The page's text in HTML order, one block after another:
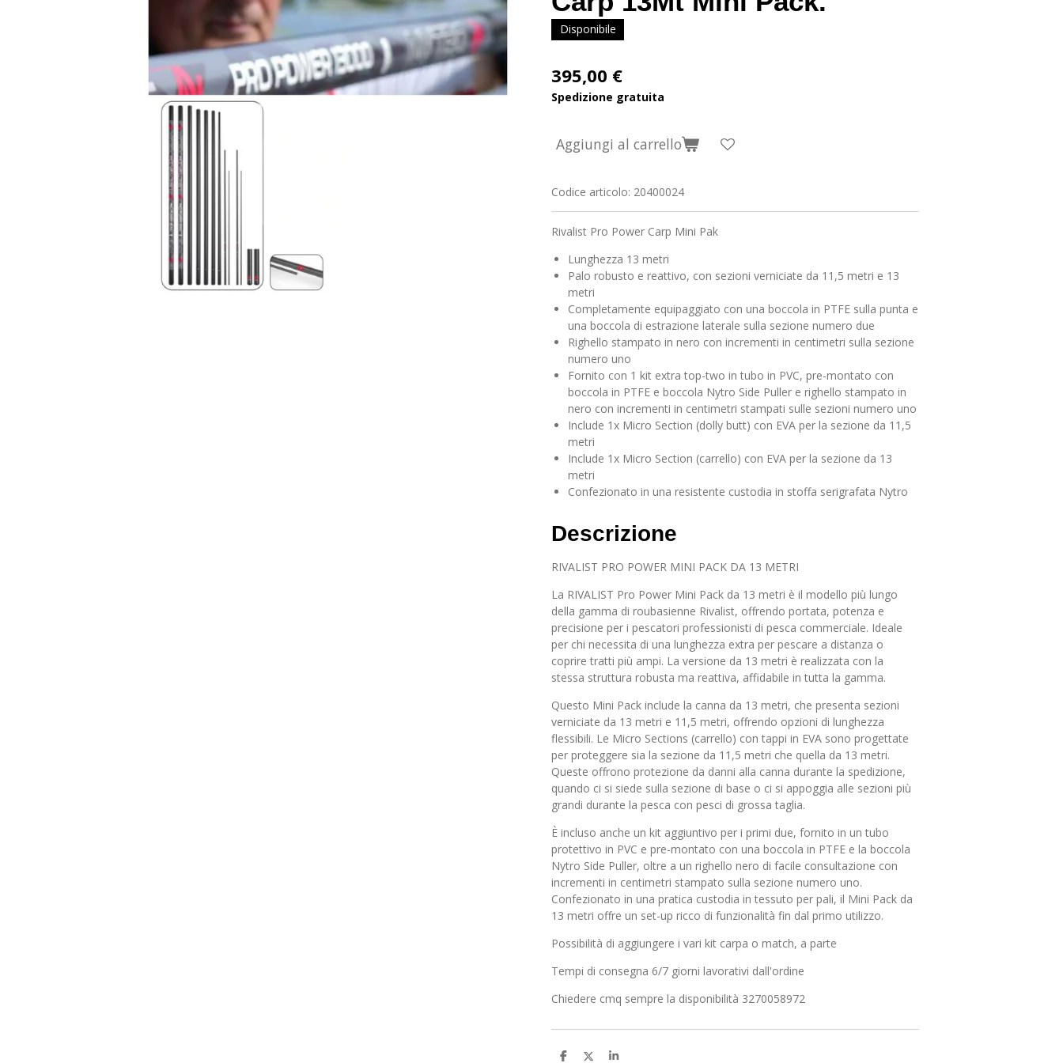
Disponibile
395,00 €
Spedizione gratuita
Aggiungi al carrello
Codice articolo: 20400024
Rivalist Pro Power Carp Mini Pak
Lunghezza 13 metri
Palo robusto e reattivo, con sezioni verniciate da 11,5 metri e 13
metri
Completamente equipaggiato con una boccola in PTFE sulla punta e
una boccola di estrazione laterale sulla sezione numero due
Righello stampato in nero con incrementi in centimetri sulla sezione
numero uno
Fornito con 1 kit extra top-two in tubo in PVC, pre-montato con
boccola in PTFE e boccola Nytro Side Puller e righello stampato in
nero con incrementi in centimetri stampati sulle sezioni numero uno
Include 1x Micro Section (dolly butt) con EVA per la sezione da 11,5
metri
Include 1x Micro Section (carrello) con EVA per la sezione da 13
metri
Confezionato in una resistente custodia in stoffa serigrafata Nytro
Descrizione
RIVALIST PRO POWER MINI PACK DA 13 METRI
La RIVALIST Pro Power Mini Pack da 13 metri è il modello più lungo
della gamma di roubasienne Rivalist, offrendo portata, potenza e
precisione per i pescatori professionisti di pesca commerciale. Ideale
per chi necessita di una lunghezza extra per pescare a distanza o
coprire tratti più ampi. La versione da 13 metri è realizzata con la
stessa struttura robusta ma reattiva, affidabile in tutta la gamma.
Questo Mini Pack include la canna da 13 metri, che presenta sezioni
verniciate da 13 metri e 11,5 metri, offrendo opzioni di lunghezza
flessibili. Le Micro Sections (carrello) con tappi in EVA sono progettate
per proteggere sia la sezione da 11,5 metri che quella da 13 metri.
Queste offrono protezione da danni alla canna durante la spedizione,
quando ci si siede sulla sezione di base o ci si appoggia alle sezioni più
grandi durante la pesca con pesci di grossa taglia.
È incluso anche un kit aggiuntivo per i primi due, fornito in un tubo
protettivo in PVC e pre-montato con una boccola in PTFE e la boccola
Nytro Side Puller, oltre a un righello nero di facile consultazione con
incrementi in centimetri stampato sulla sezione numero uno.
Confezionato in una pratica custodia in tessuto per pali, il Mini Pack da
13 metri offre un set-up ricco di funzionalità fin dal primo utilizzo.
Possibilità di aggiungere i vari kit carpa o match, a parte
Tempi di consegna 6/7 giorni lavorativi dall'ordine
Chiedere cmq sempre la disponibilità 3270058972
C
C
C